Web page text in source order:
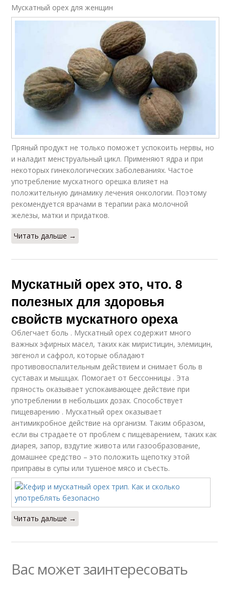
Мускатный орех для женщин
Пряный продукт не только поможет успокоить нервы, но
и наладит менструальный цикл. Применяют ядра и при
некоторых гинекологических заболеваниях. Частое
употребление мускатного орешка влияет на
положительную динамику лечения онкологии. Поэтому
рекомендуется врачами в терапии рака молочной
железы, матки и придатков.
Читать дальше →
Мускатный орех это, что. 8
полезных для здоровья
свойств мускатного ореха
Облегчает боль . Мускатный орех содержит много
важных эфирных масел, таких как миристицин, элемицин,
эвгенол и сафрол, которые обладают
противовоспалительным действием и снимает боль в
суставах и мышцах. Помогает от бессонницы . Эта
пряность оказывает успокаивающее действие при
употреблении в небольших дозах. Способствует
пищеварению . Мускатный орех оказывает
антимикробное действие на организм. Таким образом,
если вы страдаете от проблем с пищеварением, таких как
диарея, запор, вздутие живота или газообразование,
домашнее средство – это положить щепотку этой
приправы в супы или тушеное мясо и съесть.
Читать дальше →
Вас может заинтересовать